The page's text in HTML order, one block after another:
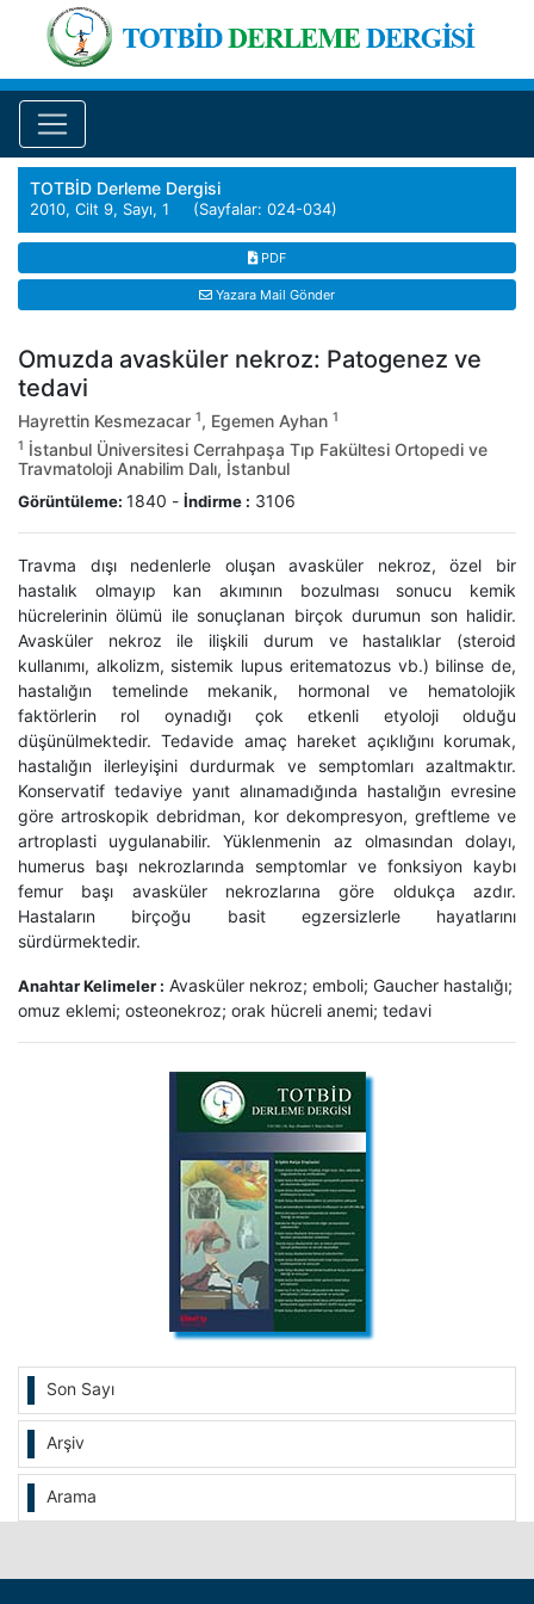
Son Sayı
Arşiv
Arama
TOTBİD Derleme Dergisi
2010, Cilt 9, Sayı, 1 (Sayfalar: 024-034)
PDF
Yazara Mail Gönder
Omuzda avasküler nekroz: Patogenez ve
tedavi
Hayrettin Kesmezacar 1, Egemen Ayhan 1
1 İstanbul Üniversitesi Cerrahpaşa Tıp Fakültesi Ortopedi ve
Travmatoloji Anabilim Dalı, İstanbul
Görüntüleme: 1840 - İndirme : 3106
Travma dışı nedenlerle oluşan avasküler nekroz, özel bir
hastalık olmayıp kan akımının bozulması sonucu kemik
hücrelerinin ölümü ile sonuçlanan birçok durumun son halidir.
Avasküler nekroz ile ilişkili durum ve hastalıklar (steroid
kullanımı, alkolizm, sistemik lupus eritematozus vb.) bilinse de,
hastalığın temelinde mekanik, hormonal ve hematolojik
faktörlerin rol oynadığı çok etkenli etyoloji olduğu
düşünülmektedir. Tedavide amaç hareket açıklığını korumak,
hastalığın ilerleyişini durdurmak ve semptomları azaltmaktır.
Konservatif tedaviye yanıt alınamadığında hastalığın evresine
göre artroskopik debridman, kor dekompresyon, greftleme ve
artroplasti uygulanabilir. Yüklenmenin az olmasından dolayı,
humerus başı nekrozlarında semptomlar ve fonksiyon kaybı
femur başı avasküler nekrozlarına göre oldukça azdır.
Hastaların birçoğu basit egzersizlerle hayatlarını
sürdürmektedir.
Anahtar Kelimeler : Avasküler nekroz; emboli; Gaucher hastalığı;
omuz eklemi; osteonekroz; orak hücreli anemi; tedavi